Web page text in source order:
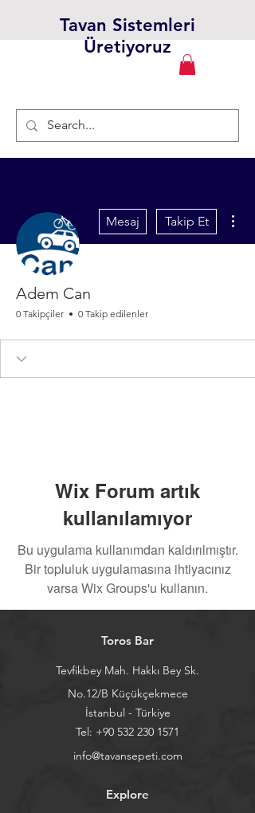
Tavan Sistemleri
Üretiyoruz
Mesaj Takip Et
Adem Can
0 Takipçiler 0 Takip edilenler
Wix Forum artık
kullanılamıyor
Bu uygulama kullanımdan kaldırılmıştır.
Bir topluluk uygulamasına ihtiyacınız
varsa Wix Groups'u kullanın.
Toros Bar
Tevfikbey Mah. Hakkı Bey Sk.
No.12/B Küçükçekmece
İstanbul - Türkiye
Tel: +90 532 230 1571
info@tavansepeti.com
Explore